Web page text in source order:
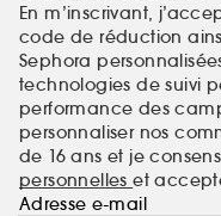
En m’inscrivant,
code de réduction
Sephora
technologies de suivi
performance des
personnaliser nos
de 16 ans et je
personnelleset
Adresse e-mail